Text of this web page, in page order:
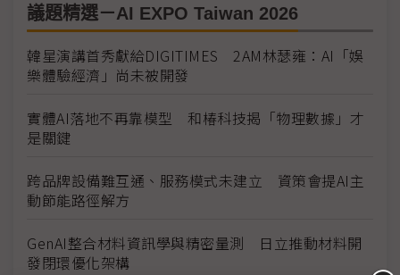
議題精選－AI EXPO Taiwan 2026
韓星演講首秀獻給DIGITIMES 2AM林瑟雍：AI「娛
樂體驗經濟」尚未被開發
實體AI落地不再靠模型 和椿科技揭「物理數據」才
是關鍵
跨品牌設備難互通、服務模式未建立 資策會提AI主
動節能路徑解方
GenAI整合材料資訊學與精密量測 日立推動材料開
發閉環優化架構